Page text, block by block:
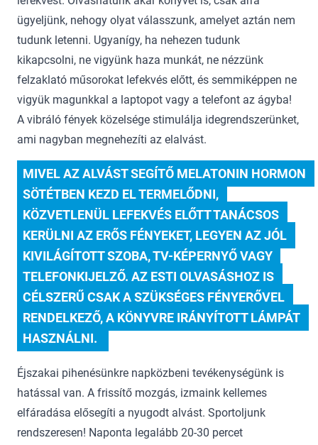
ügyeljünk, nehogy olyat válasszunk, amelyet aztán nem
tudunk letenni. Ugyanígy, ha nehezen tudunk
kikapcsolni, ne vigyünk haza munkát, ne nézzünk
felzaklató műsorokat lefekvés előtt, és semmiképpen ne
vigyük magunkkal a laptopot vagy a telefont az ágyba!
A vibráló fények közelsége stimulálja idegrendszerünket,
ami nagyban megnehezíti az elalvást.
MIVEL AZ ALVÁST SEGÍTŐ MELATONIN HORMON
SÖTÉTBEN KEZD EL TERMELŐDNI,
KÖZVETLENÜL LEFEKVÉS ELŐTT TANÁCSOS
KERÜLNI AZ ERŐS FÉNYEKET, LEGYEN AZ JÓL
KIVILÁGÍTOTT SZOBA, TV-KÉPERNYŐ VAGY
TELEFONKIJELZŐ. AZ ESTI OLVASÁSHOZ IS
CÉLSZERŰ CSAK A SZÜKSÉGES FÉNYERŐVEL
RENDELKEZŐ, A KÖNYVRE IRÁNYÍTOTT LÁMPÁT
HASZNÁLNI.
Éjszakai pihenésünkre napközbeni tevékenységünk is
hatással van. A frissítő mozgás, izmaink kellemes
elfáradása elősegíti a nyugodt alvást. Sportoljunk
rendszeresen! Naponta legalább 20-30 percet